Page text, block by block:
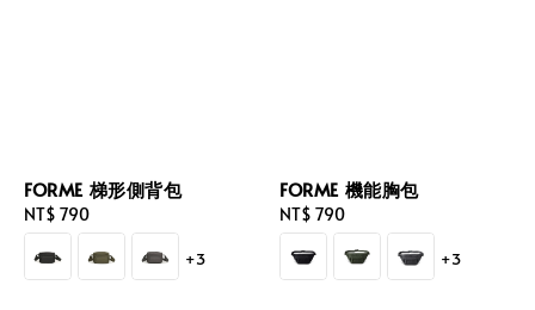
FORME 梯形側背包
Regular
price
NT$ 790
+3
FORME 機能胸包
Regular
price
NT$ 790
+3